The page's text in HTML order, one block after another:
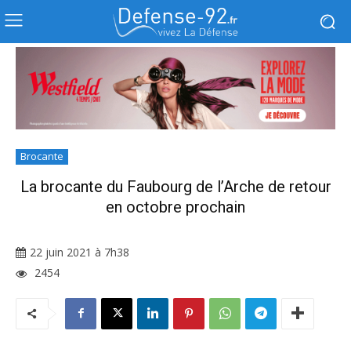
Brocante
La brocante du Faubourg de l’Arche de retour
en octobre prochain
22 juin 2021 à 7h38
2454